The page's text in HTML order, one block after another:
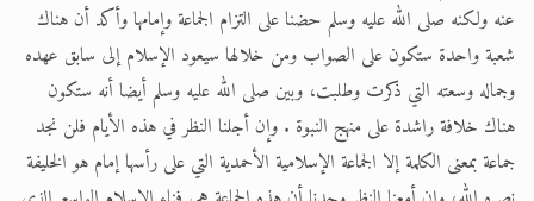
عنه ولكنه صلى الله عليه وسلم حضنا على التزام الجماعة وإمامها وأكد أن هناك
شعبة واحدة ستكون على الصواب ومن خلالها سيعود الإسلام إلى سابق عهده
وجماله وسعته التي ذكرت وطلبت، وبين صلى الله عليه وسلم أيضا أنه ستكون
هناك خلافة راشدة على منهج النبوة . وإن أجلنا النظر في هذه الأيام فلن نجد
جماعة بمعنى الكلمة إلا الجماعة الإسلامية الأحمدية التي على رأسها إمام هو الخليفة